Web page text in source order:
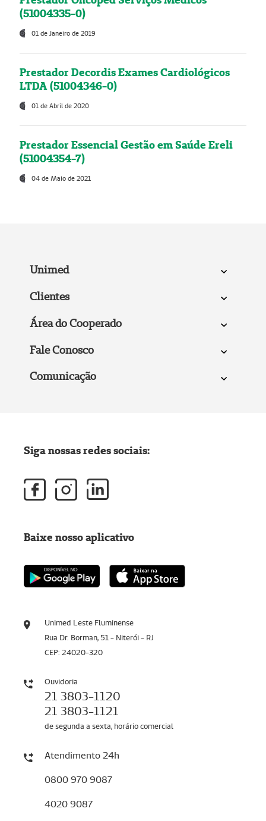
(51004335-0)
01 de Janeiro de 2019
Prestador Decordis Exames Cardiológicos
LTDA (51004346-0)
01 de Abril de 2020
Prestador Essencial Gestão em Saúde Ereli
(51004354-7)
04 de Maio de 2021
Unimed
Clientes
Área do Cooperado
Fale Conosco
Comunicação
Unimed Leste Fluminense
Rua Dr. Borman, 51 - Niterói - RJ
CEP: 24020-320
Ouvidoria
21 3803-1120
21 3803-1121
de segunda a sexta, horário comercial
Atendimento 24h
0800 970 9087
4020 9087
Siga nossas redes sociais:
Baixe nosso aplicativo